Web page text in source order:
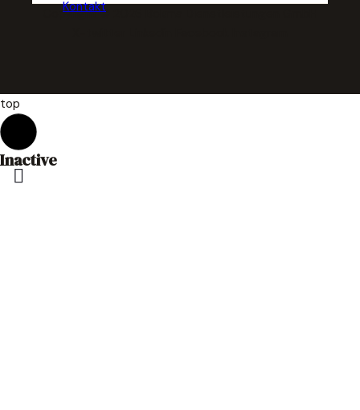
Kontakt
Copyright © 2026 Bokma Dienstleistungen GmbH
top
Inactive